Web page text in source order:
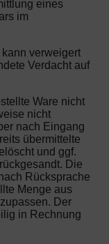
eines
im
verweigert
Verdacht auf
Ware nicht
nicht
nach Eingang
übermittelte
und ggf.
Die
Rücksprache
Menge aus
Der
in Rechnung